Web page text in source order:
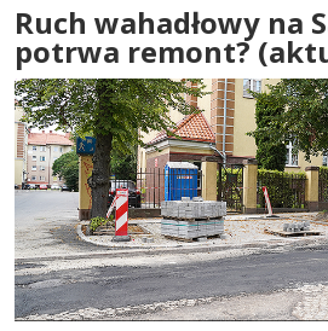
Ruch wahadłowy na
potrwa remont?